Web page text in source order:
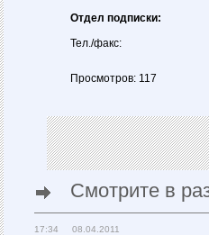
Отдел подписки:
Тел./факс:
Просмотров: 117
Смотрите в
17:34 08.04.2011